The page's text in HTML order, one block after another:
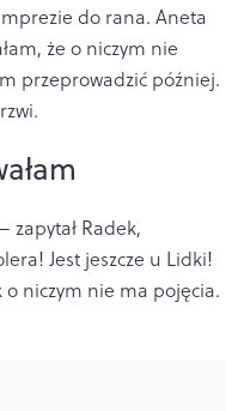
do rana. Aneta
że o niczym nie
przeprowadzić później.
zapytał Radek,
Jest jeszcze u Lidki!
o niczym nie ma pojęcia.